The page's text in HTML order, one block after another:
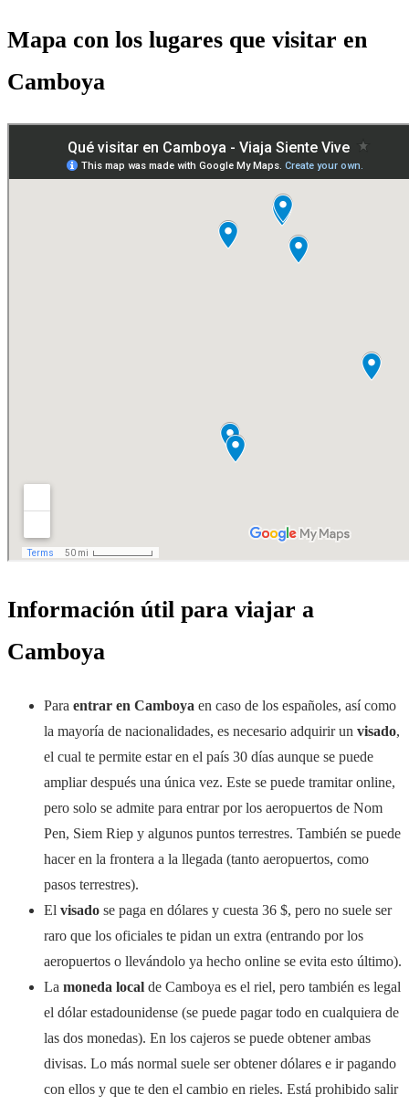
Mapa con los lugares que visitar en
Camboya
Información útil para viajar a
Camboya
Para entrar en Camboya en caso de los españoles, así como
la mayoría de nacionalidades, es necesario adquirir un visado,
el cual te permite estar en el país 30 días aunque se puede
ampliar después una única vez. Este se puede tramitar online,
pero solo se admite para entrar por los aeropuertos de Nom
Pen, Siem Riep y algunos puntos terrestres. También se puede
hacer en la frontera a la llegada (tanto aeropuertos, como
pasos terrestres).
El visado se paga en dólares y cuesta 36 $, pero no suele ser
raro que los oficiales te pidan un extra (entrando por los
aeropuertos o llevándolo ya hecho online se evita esto último).
La moneda local de Camboya es el riel, pero también es legal
el dólar estadounidense (se puede pagar todo en cualquiera de
las dos monedas). En los cajeros se puede obtener ambas
divisas. Lo más normal suele ser obtener dólares e ir pagando
con ellos y que te den el cambio en rieles. Está prohibido salir